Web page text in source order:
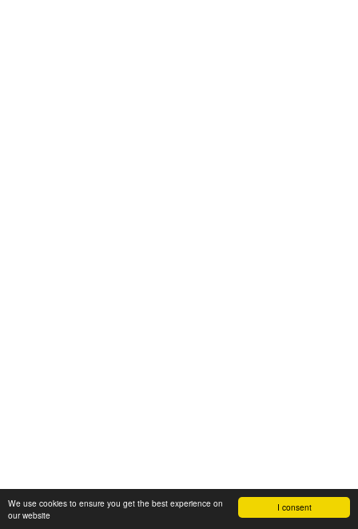
I consent
We use cookies to ensure you get the best experience on
our website